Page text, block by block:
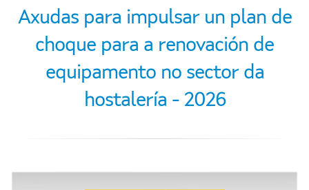
Axudas para impulsar un plan de
choque para a renovación de
equipamento no sector da
hostalería - 2026